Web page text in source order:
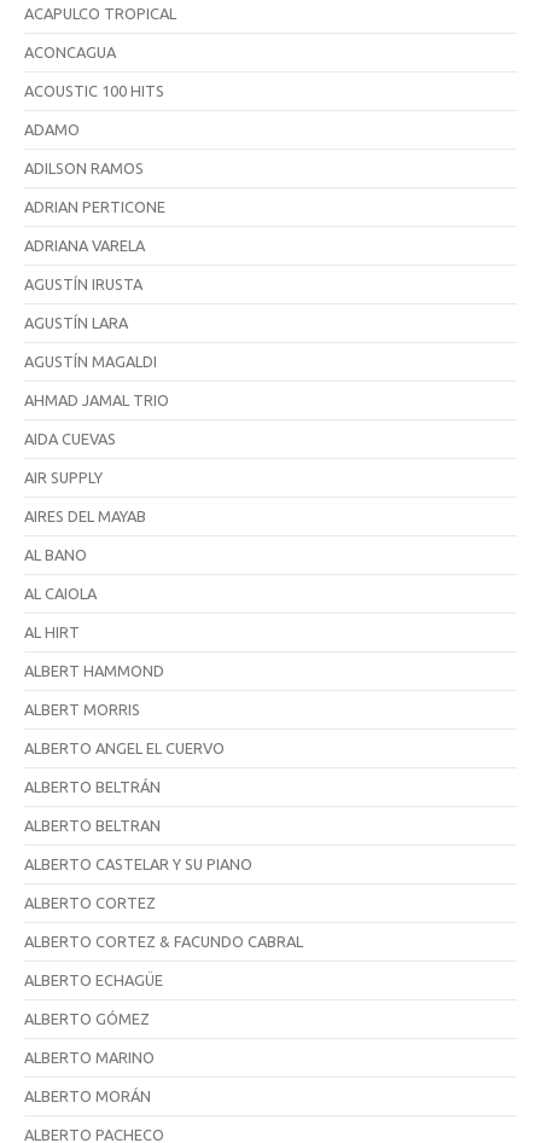
ACAPULCO TROPICAL
ACONCAGUA
ACOUSTIC 100 HITS
ADAMO
ADILSON RAMOS
ADRIAN PERTICONE
ADRIANA VARELA
AGUSTÍN IRUSTA
AGUSTÍN LARA
AGUSTÍN MAGALDI
AHMAD JAMAL TRIO
AIDA CUEVAS
AIR SUPPLY
AIRES DEL MAYAB
AL BANO
AL CAIOLA
AL HIRT
ALBERT HAMMOND
ALBERT MORRIS
ALBERTO ANGEL EL CUERVO
ALBERTO BELTRÁN
ALBERTO BELTRAN
ALBERTO CASTELAR Y SU PIANO
ALBERTO CORTEZ
ALBERTO CORTEZ & FACUNDO CABRAL
ALBERTO ECHAGÜE
ALBERTO GÓMEZ
ALBERTO MARINO
ALBERTO MORÁN
ALBERTO PACHECO